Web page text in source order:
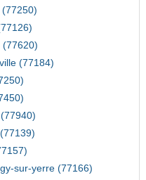
(77250)
(77620)
(77184)
sur-yerre (77166)